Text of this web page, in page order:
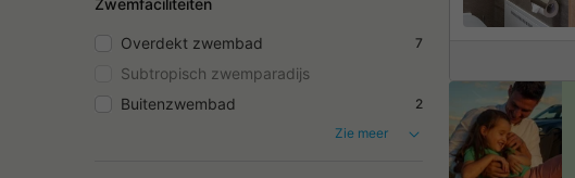
Zwemfaciliteiten
Overdekt zwembad 7
Subtropisch zwemparadijs
Buitenzwembad
2
Zie meer